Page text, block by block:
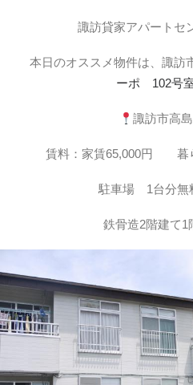
諏訪貸家アパートセ
本日のオススメ物件は、諏訪
ーポ 102号
諏訪市高
賃料：家賃65,000円 暮
駐車場 1台分無
鉄骨造2階建て